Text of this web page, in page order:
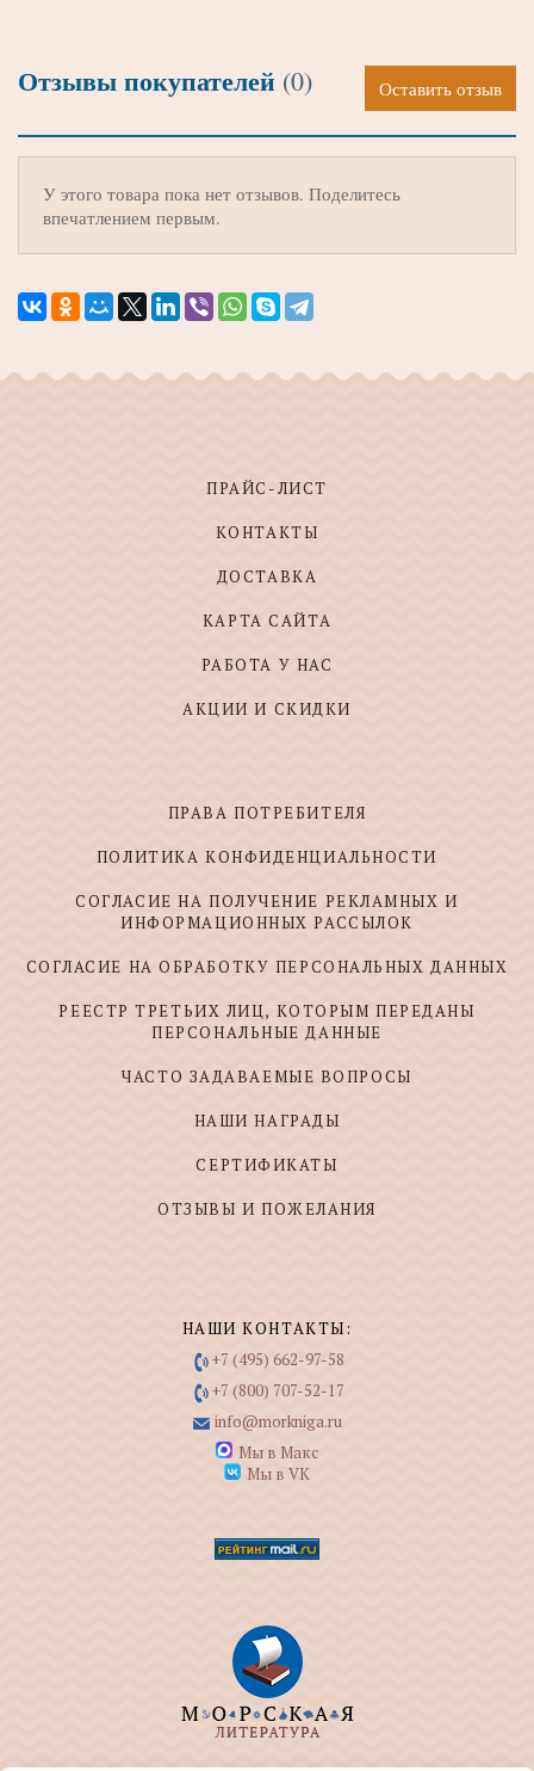
Отзывы покупателей (0) Оставить отзыв
У этого товара пока нет отзывов. Поделитесь
впечатлением первым.
ПРАЙС-ЛИСТ
КОНТАКТЫ
ДОСТАВКА
КАРТА САЙТА
РАБОТА У НАС
АКЦИИ И СКИДКИ
ПРАВА ПОТРЕБИТЕЛЯ
ПОЛИТИКА КОНФИДЕНЦИАЛЬНОСТИ
СОГЛАСИЕ НА ПОЛУЧЕНИЕ РЕКЛАМНЫХ И
ИНФОРМАЦИОННЫХ РАССЫЛОК
СОГЛАСИЕ НА ОБРАБОТКУ ПЕРСОНАЛЬНЫХ ДАННЫХ
РЕЕСТР ТРЕТЬИХ ЛИЦ, КОТОРЫМ ПЕРЕДАНЫ
ПЕРСОНАЛЬНЫЕ ДАННЫЕ
ЧАСТО ЗАДАВАЕМЫЕ ВОПРОСЫ
НАШИ НАГРАДЫ
СЕРТИФИКАТЫ
ОТЗЫВЫ И ПОЖЕЛАНИЯ
НАШИ КОНТАКТЫ:
+7 (495) 662-97-58
+7 (800) 707-52-17
info@morkniga.ru
Мы в Макс
Мы в VK